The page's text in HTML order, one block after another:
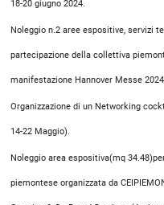
18-20 giugno 2024.
Noleggio n.2 aree espositive, servizi
partecipazione della collettiva
manifestazione Hannover Messe
Organizzazione di un Networking
14-22 Maggio).
Noleggio area espositiva(mq
piemontese organizzata da